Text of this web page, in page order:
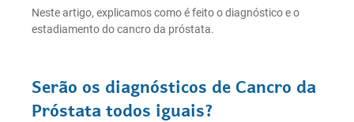
Neste artigo, explicamos como é feito o diagnóstico e o
estadiamento do cancro da próstata.
Serão os diagnósticos de Cancro da
Próstata todos iguais?